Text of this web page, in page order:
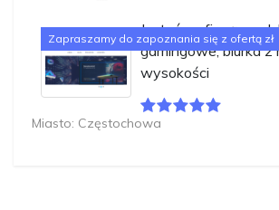
Zapraszamy do zapoznania się z ofertą zł
Jesteśmy firmą
gamingowe, biurka z
wysokości
Miasto: Częstochowa